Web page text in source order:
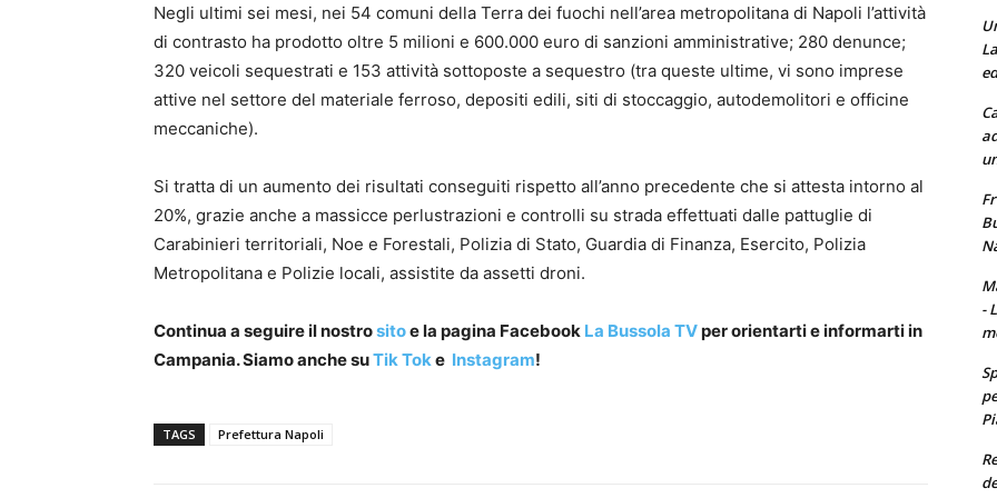
Negli ultimi sei mesi, nei 54 comuni della Terra dei fuochi nell’area metropolitana di Napoli l’attività
di contrasto ha prodotto oltre 5 milioni e 600.000 euro di sanzioni amministrative; 280 denunce;
320 veicoli sequestrati e 153 attività sottoposte a sequestro (tra queste ultime, vi sono imprese
attive nel settore del materiale ferroso, depositi edili, siti di stoccaggio, autodemolitori e officine
meccaniche).
Si tratta di un aumento dei risultati conseguiti rispetto all’anno precedente che si attesta intorno al
20%, grazie anche a massicce perlustrazioni e controlli su strada effettuati dalle pattuglie di
Carabinieri territoriali, Noe e Forestali, Polizia di Stato, Guardia di Finanza, Esercito, Polizia
Metropolitana e Polizie locali, assistite da assetti droni.
Continua a seguire il nostrositoe la pagina Facebook La Bussola TVper orientarti e informarti in
Campania. Siamo anche suTik Toke Instagram!
TAGS Prefettura Napoli
-